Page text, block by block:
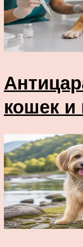
кошек и